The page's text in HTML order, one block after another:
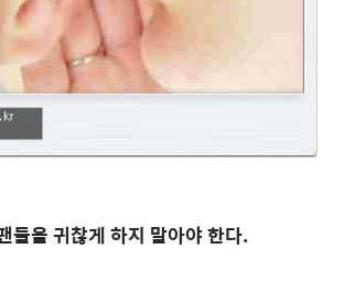
들을 귀찮게 하지 말아야 한다.